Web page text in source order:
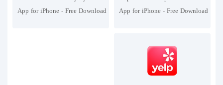
مجاني HipChat - تطبيق
دردشة جماعية لأجهزة iPad
App for iPhone - Free Download
مجاني لأمان Wifi من
ibVPN لأجهزة iPad و
App for iPhone - Free Download